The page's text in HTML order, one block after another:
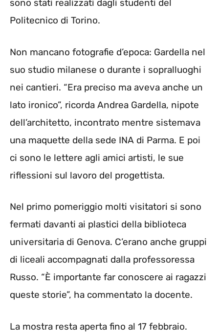
sono stati realizzati dagli studenti del
Politecnico di Torino.
Non mancano fotografie d’epoca: Gardella nel
suo studio milanese o durante i sopralluoghi
nei cantieri. “Era preciso ma aveva anche un
lato ironico”, ricorda Andrea Gardella, nipote
dell’architetto, incontrato mentre sistemava
una maquette della sede INA di Parma. E poi
ci sono le lettere agli amici artisti, le sue
riflessioni sul lavoro del progettista.
Nel primo pomeriggio molti visitatori si sono
fermati davanti ai plastici della biblioteca
universitaria di Genova. C’erano anche gruppi
di liceali accompagnati dalla professoressa
Russo. “È importante far conoscere ai ragazzi
queste storie”, ha commentato la docente.
La mostra resta aperta fino al 17 febbraio.